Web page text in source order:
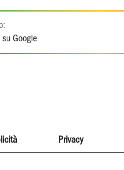
Google
Privacy